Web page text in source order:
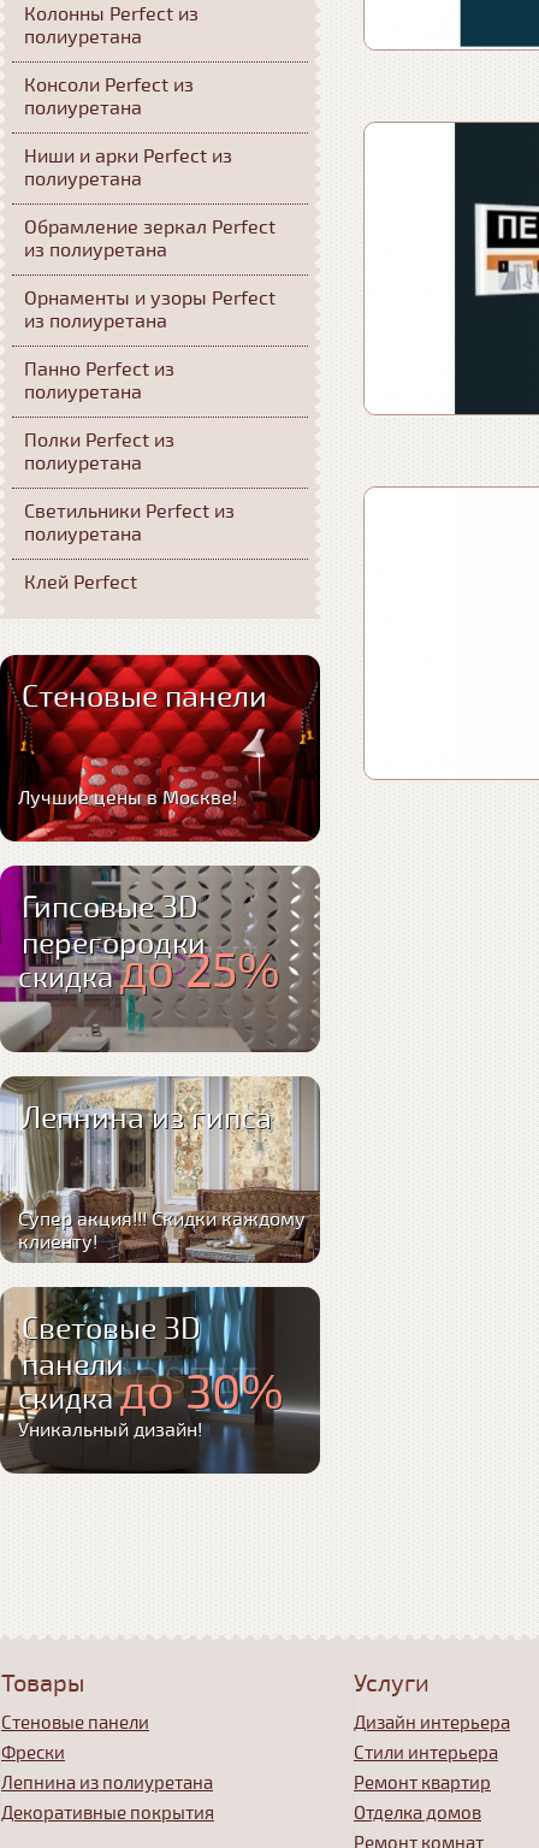
Колонны Perfect из
полиуретана
Консоли Perfect из
полиуретана
Ниши и арки Perfect из
полиуретана
Обрамление зеркал Perfect
из полиуретана
Орнаменты и узоры Perfect
из полиуретана
Панно Perfect из
полиуретана
Полки Perfect из
полиуретана
Светильники Perfect из
полиуретана
Клей Perfect
Стеновые панели
Лучшие цены в Москве!
Гипсовые 3D
перегородки
скидкадо 25%
Лепнина из гипса
Супер акция!!! Скидки каждому
клиенту!
Световые 3D
панели
скидкадо 30%
Уникальный дизайн!
Товары
Стеновые панели
Фрески
Лепнина из полиуретана
Декоративные покрытия
Услуги
Дизайн интерьера
Стили интерьера
Ремонт квартир
Отделка домов
Ремонт комнат